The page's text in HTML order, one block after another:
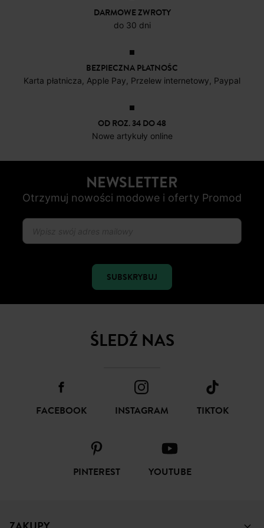
DARMOWE ZWROTY
do 30 dni
BEZPIECZNA PŁATNOŚC
Karta płatnicza, Apple Pay, Przelew internetowy, Paypal
OD ROZ. 34 DO 48
Nowe artykuły online
NEWSLETTER
Otrzymuj nowości modowe i oferty Promod
SUBSKRYBUJ
ŚLEDŹ NAS
FACEBOOK INSTAGRAM TIKTOK
PINTEREST YOUTUBE